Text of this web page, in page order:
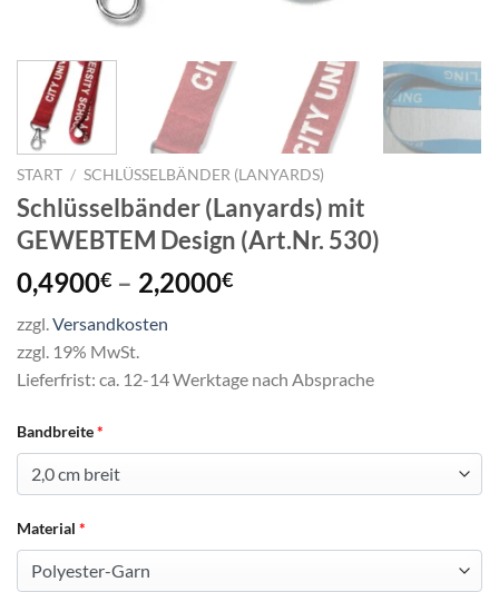
START / SCHLÜSSELBÄNDER (LANYARDS)
Schlüsselbänder (Lanyards) mit
GEWEBTEM Design (Art.Nr. 530)
0,4900€ – 2,2000€Preisspanne:
zzgl.Versandkosten
zzgl. 19% MwSt.
Lieferfrist: ca. 12-14 Werktage nach Absprache
Bandbreite*
Material *